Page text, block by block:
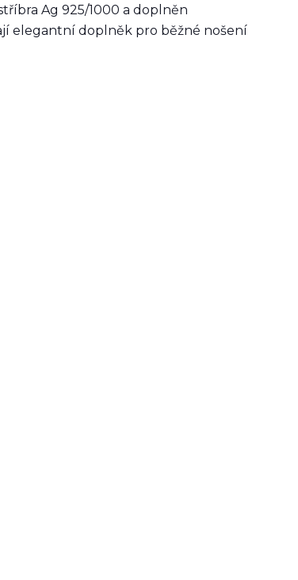
Ag 925/1000 a doplněn
elegantní doplněk pro běžné nošení